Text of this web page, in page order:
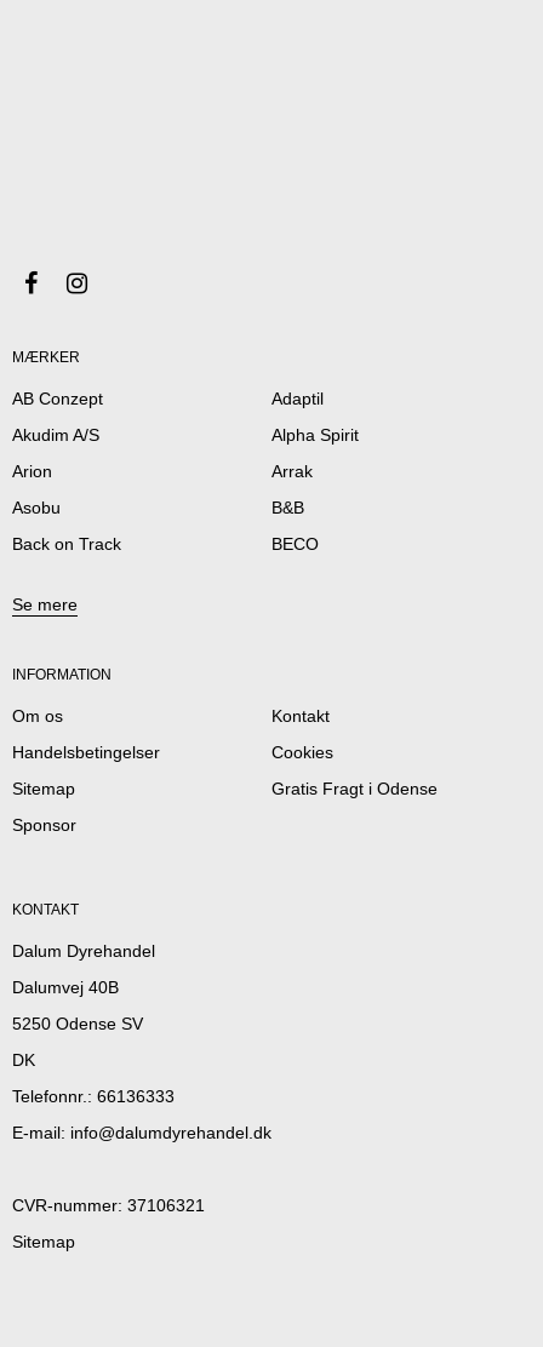
MÆRKER
AB Conzept
Adaptil
Akudim A/S
Alpha Spirit
Arion
Arrak
Asobu
B&B
Back on Track
BECO
Se mere
INFORMATION
Om os
Kontakt
Handelsbetingelser
Cookies
Sitemap
Gratis Fragt i Odense
Sponsor
KONTAKT
Dalum Dyrehandel
Dalumvej 40B
5250 Odense SV
DK
Telefonnr. : 66136333
E-mail: info@dalumdyrehandel.dk
CVR-nummer: 37106321
Sitemap